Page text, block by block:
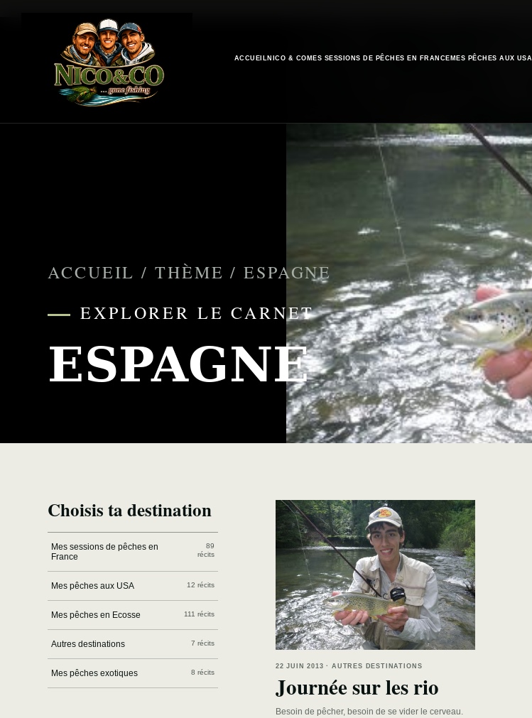
ACCUEIL NICO & CO MES SESSIONS DE PÊCHES EN FRANCE MES PÊCHES AUX USA
ACCUEIL / THÈME /ESPAGNE
EXPLORER LE CARNET
ESPAGNE
Choisis ta destination
Mes sessions de pêches en
France
89
récits
Mes pêches aux USA 12 récits
Mes pêches en Ecosse 111 récits
Autres destinations 7 récits
Mes pêches exotiques 8 récits
22 JUIN 2013 · AUTRES DESTINATIONS
Journée sur les rio
Besoin de pêcher, besoin de se vider le cerveau.